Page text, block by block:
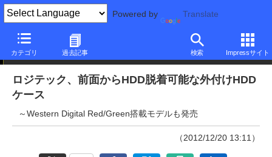
Powered by Translate
カテゴリ 過去記事 検索 Impressサイト
ニュース
ロジテック、前面からHDD脱着可能な外付けHDD
ケース
～Western Digital Red/Green搭載モデルも発売
（2012/12/20 13:11）